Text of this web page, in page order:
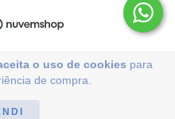
o uso de cookies para
de compra.